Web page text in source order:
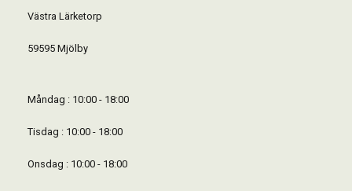
Västra Lärketorp
59595 Mjölby
Måndag : 10:00 - 18:00
Tisdag : 10:00 - 18:00
Onsdag : 10:00 - 18:00